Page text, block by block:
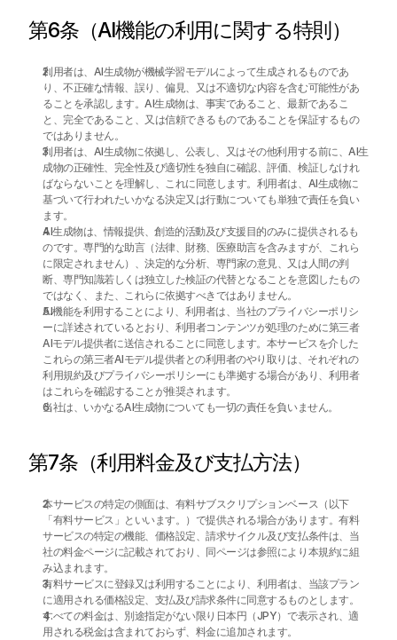
第6条（AI機能の利用に関する特則）
利用者は、AI生成物が機械学習モデルによって生成されるものであ
り、不正確な情報、誤り、偏見、又は不適切な内容を含む可能性があ
ることを承認します。AI生成物は、事実であること、最新であるこ
と、完全であること、又は信頼できるものであることを保証するもの
ではありません。
利用者は、AI生成物に依拠し、公表し、又はその他利用する前に、AI生
成物の正確性、完全性及び適切性を独自に確認、評価、検証しなけれ
ばならないことを理解し、これに同意します。利用者は、AI生成物に
基づいて行われたいかなる決定又は行動についても単独で責任を負い
ます。
AI生成物は、情報提供、創造的活動及び支援目的のみに提供されるも
のです。専門的な助言（法律、財務、医療助言を含みますが、これら
に限定されません）、決定的な分析、専門家の意見、又は人間の判
断、専門知識若しくは独立した検証の代替となることを意図したもの
ではなく、また、これらに依拠すべきではありません。
AI機能を利用することにより、利用者は、当社のプライバシーポリシ
ーに詳述されているとおり、利用者コンテンツが処理のために第三者
AIモデル提供者に送信されることに同意します。本サービスを介した
これらの第三者AIモデル提供者との利用者のやり取りは、それぞれの
利用規約及びプライバシーポリシーにも準拠する場合があり、利用者
はこれらを確認することが推奨されます。
当社は、いかなるAI生成物についても一切の責任を負いません。
第7条（利用料金及び支払方法）
本サービスの特定の側面は、有料サブスクリプションベース（以下
「有料サービス」といいます。）で提供される場合があります。有料
サービスの特定の機能、価格設定、請求サイクル及び支払条件は、当
社の料金ページに記載されており、同ページは参照により本規約に組
み込まれます。
有料サービスに登録又は利用することにより、利用者は、当該プラン
に適用される価格設定、支払及び請求条件に同意するものとします。
すべての料金は、別途指定がない限り日本円（JPY）で表示され、適
用される税金は含まれておらず、料金に追加されます。